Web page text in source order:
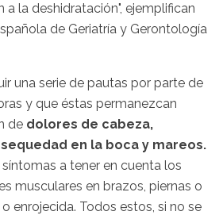
a la deshidratación", ejemplifican
de Geriatría y Gerontología
una serie de pautas por parte de
y que éstas permanezcan
de dolores de cabeza,
en la boca y mareos.
a tener en cuenta los
musculares en brazos, piernas o
enrojecida. Todos estos, si no se